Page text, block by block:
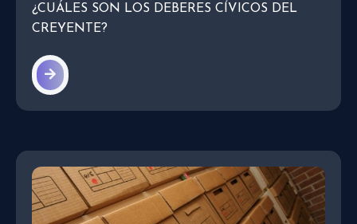
¿CUÁLES SON LOS DEBERES CÍVICOS DEL
CREYENTE?